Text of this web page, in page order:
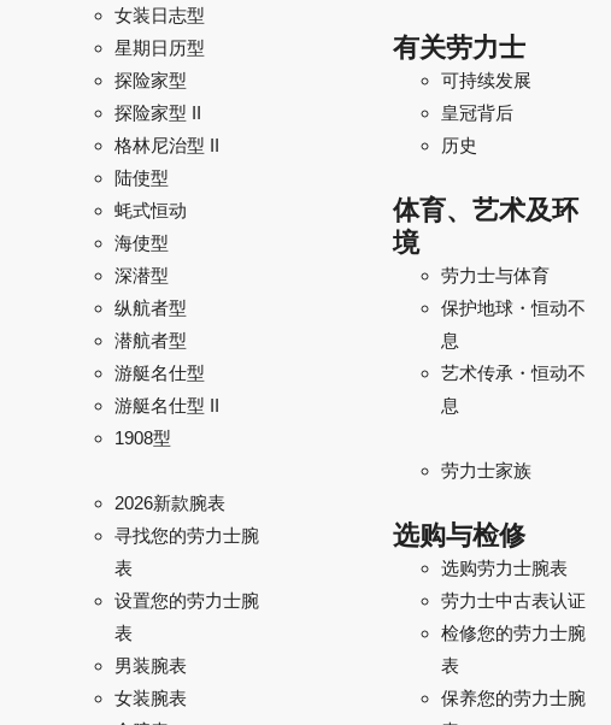
女装日志型
星期日历型
探险家型
探险家型 II
格林尼治型 II
陆使型
蚝式恒动
海使型
深潜型
纵航者型
潜航者型
游艇名仕型
游艇名仕型 II
1908型
2026新款腕表
寻找您的劳力士腕
表
设置您的劳力士腕
表
男装腕表
女装腕表
有关劳力士
可持续发展
皇冠背后
历史
体育、艺术及环
境
劳力士与体育
保护地球・恒动不
息
艺术传承・恒动不
息
劳力士家族
选购与检修
选购劳力士腕表
劳力士中古表认证
检修您的劳力士腕
表
保养您的劳力士腕